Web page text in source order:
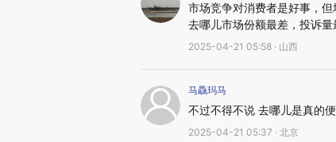
市场竞争对消费者是好事，
去哪儿市场份额最差，投诉量
2025-04-21 05:58 · 山西
马驫玛马
不过不得不说 去哪儿是真的
2025-04-21 05:37 · 北京